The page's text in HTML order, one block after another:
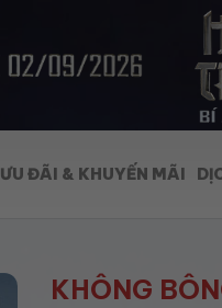
ƯU ĐÃI & KHUYẾN MÃI
KHÔNG